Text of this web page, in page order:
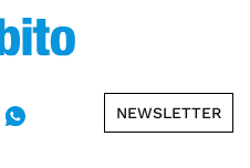
NEWSLETTER